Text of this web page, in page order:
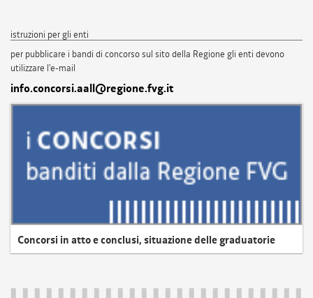
istruzioni per gli enti
per pubblicare i bandi di concorso sul sito della Regione gli enti devono
utilizzare l'e-mail
info.concorsi.aall@regione.fvg.it
Concorsi in atto e conclusi, situazione delle graduatorie